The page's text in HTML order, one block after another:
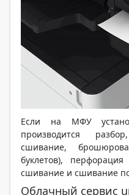
Если на МФУ
производится
сшивание,
буклетов),
сшивание и сшивание
Облачный сервис